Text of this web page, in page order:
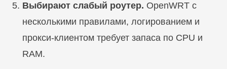
Выбирают слабый роутер. OpenWRT с
несколькими правилами, логированием и
прокси-клиентом требует запаса по CPU и
RAM.